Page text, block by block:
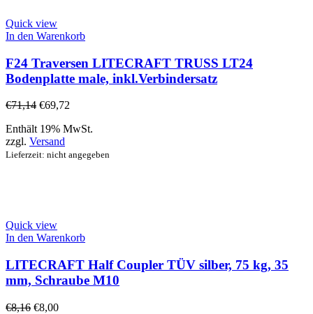
Quick view
In den Warenkorb
F24 Traversen LITECRAFT TRUSS LT24
Bodenplatte male, inkl.Verbindersatz
€71,14 €69,72
Enthält 19% MwSt.
zzgl. Versand
Lieferzeit: nicht angegeben
Quick view
In den Warenkorb
LITECRAFT Half Coupler TÜV silber, 75 kg, 35
mm, Schraube M10
€8,16 €8,00